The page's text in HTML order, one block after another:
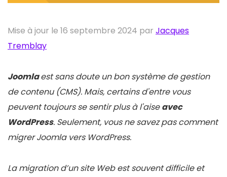
Mise à jour le 16 septembre 2024 par Jacques
Tremblay
Joomlaest sans doute un bon système de gestion
de contenu (CMS). Mais, certains d'entre vous
peuvent toujours se sentir plus à l'aiseavec
WordPress. Seulement, vous ne savez pas comment
migrer Joomla vers WordPress.
La migration d’un site Web est souvent difficile et